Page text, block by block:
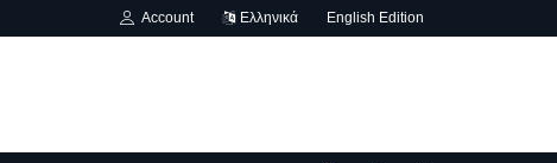
Account Ελληνικά English Edition